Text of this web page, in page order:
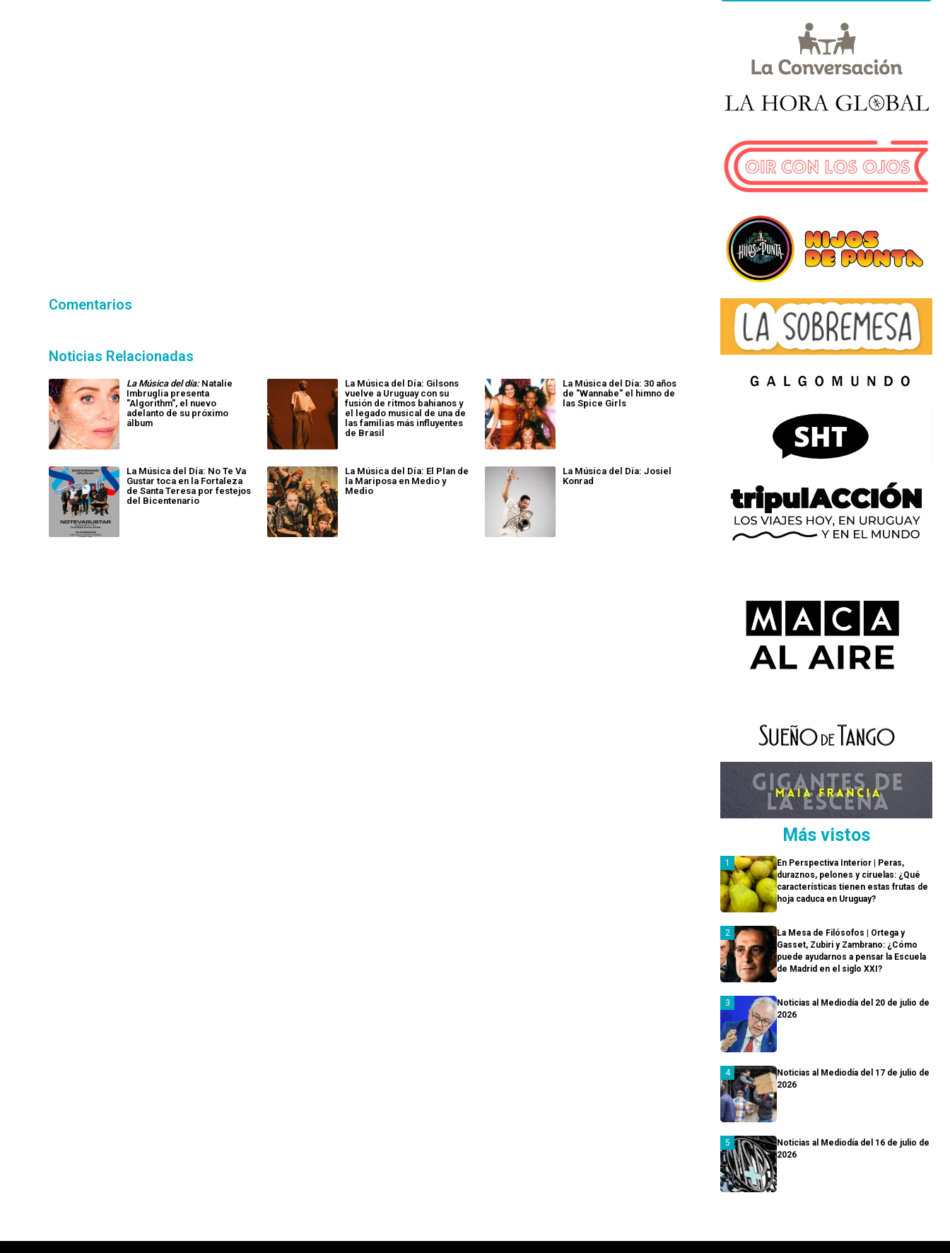
Comentarios
Noticias Relacionadas
La Música del día:Natalie
Imbruglia presenta
"Algorithm", el nuevo
adelanto de su próximo
álbum
La Música del Día: Gilsons
vuelve a Uruguay con su
fusión de ritmos bahianos y
el legado musical de una de
las familias más influyentes
de Brasil
La Música del Día: 30 años
de "Wannabe" el himno de
las Spice Girls
La Música del Día: No Te Va
Gustar toca en la Fortaleza
de Santa Teresa por festejos
del Bicentenario
La Música del Día: El Plan de
la Mariposa en Medio y
Medio
La Música del Día: Josiel
Konrad
Más vistos
En Perspectiva Interior | Peras,
duraznos, pelones y ciruelas: ¿Qué
características tienen estas frutas de
hoja caduca en Uruguay?
La Mesa de Filósofos | Ortega y
Gasset, Zubiri y Zambrano: ¿Cómo
puede ayudarnos a pensar la Escuela
de Madrid en el siglo XXI?
Noticias al Mediodía del 20 de julio de
2026
Noticias al Mediodía del 17 de julio de
2026
Noticias al Mediodía del 16 de julio de
2026